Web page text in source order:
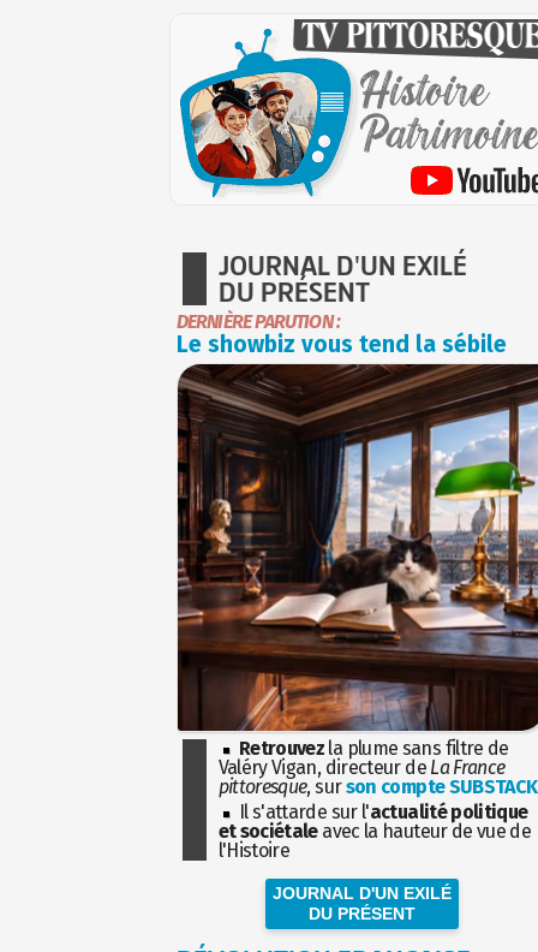
JOURNAL D'UN EXILÉ
DU PRÉSENT
DERNIÈRE PARUTION :
Le showbiz vous tend la sébile
Retrouvez la plume sans filtre de
Valéry Vigan, directeur de La France
pittoresque, surson compte SUBSTACK
Il s'attarde sur l'actualité politique
et sociétaleavec la hauteur de vue de
l'Histoire
JOURNAL D'UN EXILÉ
DU PRÉSENT